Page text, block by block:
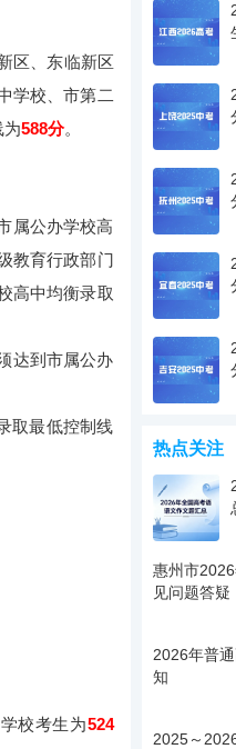
区、东临新区
学校、市第二
为588分。
属公办学校高
教育行政部门
高中均衡录取
达到市属公办
取最低控制线
校考生为524
热点关注
惠州市
见问题答疑
2026年普
知
2025～